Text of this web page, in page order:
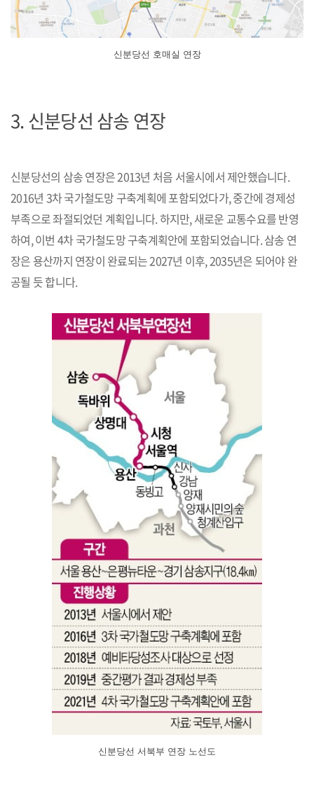
신분당선 호매실 연장
3. 신분당선 삼송 연장
신분당선의 삼송 연장은 2013년 처음 서울시에서 제안했습니다.
2016년 3차 국가철도망 구축계획에 포함되었다가, 중간에 경제성
부족으로 좌절되었던 계획입니다. 하지만, 새로운 교통수요를 반영
하여, 이번 4차 국가철도망 구축계획안에 포함되었습니다. 삼송 연
장은 용산까지 연장이 완료되는 2027년 이후, 2035년은 되어야 완
공될 듯 합니다.
신분당선 서북부 연장 노선도